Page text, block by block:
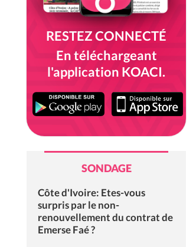
RESTEZ CONNECTÉ
En téléchargeant
l'application KOACI.
SONDAGE
Côte d'Ivoire: Etes-vous
surpris par le non-
renouvellement du contrat de
Emerse Faé ?